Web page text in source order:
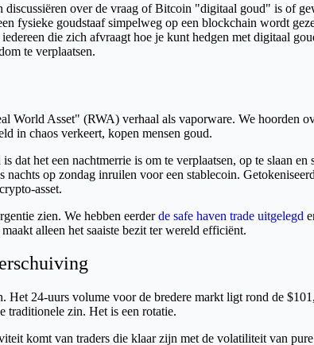
discussiëren over de vraag of Bitcoin "digitaal goud" is of
fysieke goudstaaf simpelweg op een blockchain wordt
die zich afvraagt hoe je kunt hedgen met digitaal
te verplaatsen.
World Asset" (RWA) verhaal als vaporware. We hoorden
in chaos verkeert, kopen mensen goud.
dat het een nachtmerrie is om te verplaatsen, op te slaan
op zondag inruilen voor een stablecoin.
asset.
zien. We hebben eerderde safe haven trade uitgelegd
alleen het saaiste bezit ter wereld efficiënt.
Het 24-uurs volume voor de bredere markt ligt rond de
traditionele zin. Het is een rotatie.
komt van traders die klaar zijn met de volatiliteit van